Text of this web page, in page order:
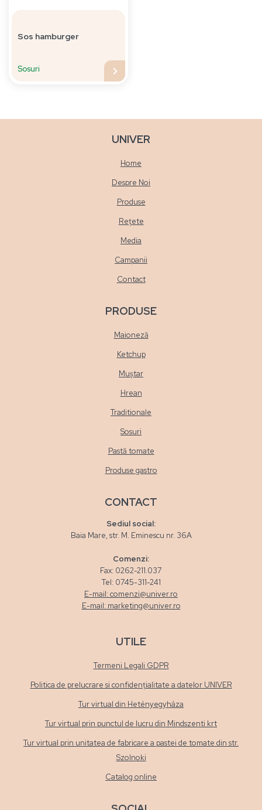
Sos hamburger
Sosuri
UNIVER
Home
Despre Noi
Produse
Rețete
Media
Campanii
Contact
PRODUSE
Maioneză
Ketchup
Muștar
Hrean
Traditionale
Sosuri
Pastă tomate
Produse gastro
CONTACT
Sediul social:
Baia Mare, str. M. Eminescu nr. 36A
Comenzi:
Fax: 0262-211.037
Tel: 0745-311-241
E-mail: comenzi@univer.ro
E-mail: marketing@univer.ro
UTILE
Termeni Legali GDPR
Politica de prelucrare si confidențialitate a datelor UNIVER
Tur virtual din Hetényegyháza
Tur virtual prin punctul de lucru din Mindszenti krt
Tur virtual prin unitatea de fabricare a pastei de tomate din str.
Szolnoki
Catalog online